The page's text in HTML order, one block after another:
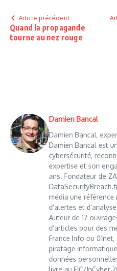
Article précédent
Quand la propagande
tourne au nez rouge
Damien Bancal
Damien Bancal,
Damien Bancal est
cybersécurité,
expertise et son
ans. Fondateur de
média une référence
d’alertes et
Auteur de 17
d’articles pour des
France Info ou
piratage
données
livre au FIC/InCyber